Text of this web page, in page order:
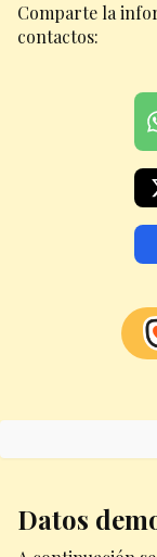
Comparte la
contactos:
Datos